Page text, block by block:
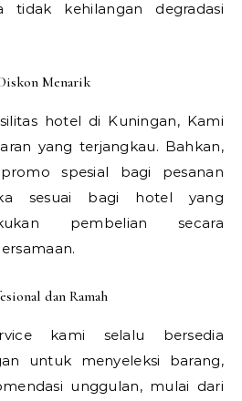
tidak kehilangan degradasi
Menarik
hotel di Kuningan, Kami
yang terjangkau. Bahkan,
spesial bagi pesanan
sesuai bagi hotel yang
pembelian secara
dan Ramah
kami selalu bersedia
untuk menyeleksi barang,
unggulan, mulai dari